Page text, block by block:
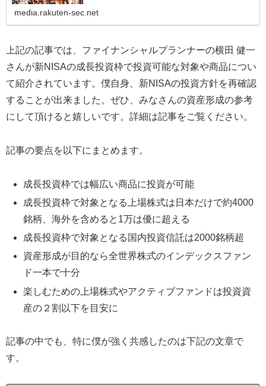
ら、基本的に世界…
media.rakuten-sec.net
上記の記事では、ファイナンシャルプランナーの横田 健一
さんが新NISAの成長投資枠で投資可能な対象や商品につい
て紹介されています。僕自身、新NISAの投資方針を再確認
することが出来ました。ぜひ、みなさんの資産形成の参考
にして頂けると嬉しいです。詳細は記事をご覧ください。
記事の要点を以下にまとめます。
成長投資枠では幅広い商品に投資が可能
成長投資枠で対象となる上場株式は日本だけで約4000
銘柄、海外を含めると1万は優に超える
成長投資枠で対象となる国内投資信託は2000銘柄超
資産形成が目的なら全世界株式のインデックスファン
ド一本で十分
楽しむための上場株式やアクティブファンドは投資資
産の２割以下を目安に
記事の中でも、特に僕が強く共感したのは下記の文章で
す。